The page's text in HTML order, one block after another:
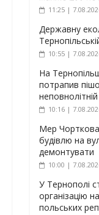
11:25 |
Державну
10:55 |
На
потрапив
10:16 |
Мер Чорткова
будівлю на
демонтувати
10:00 |
У Тернополі
організацію
польських